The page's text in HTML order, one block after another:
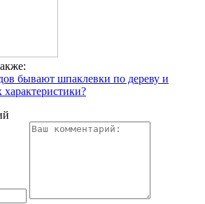
бывают шпаклевки по дереву и
характеристики?